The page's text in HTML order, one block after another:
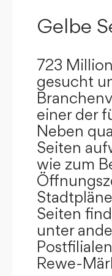
Gelbe
723
gesucht
einer der
Neben
Seiten
wie zum
Seiten
unter
Rewe-